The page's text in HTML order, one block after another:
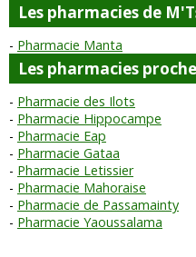
Les pharmacies de
Pharmacie Manta
Les pharmacies
Pharmacie des Ilots
Pharmacie Hippocampe
Pharmacie Eap
Pharmacie Gataa
Pharmacie Letissier
Pharmacie Mahoraise
Pharmacie de Passamainty
Pharmacie Yaoussalama